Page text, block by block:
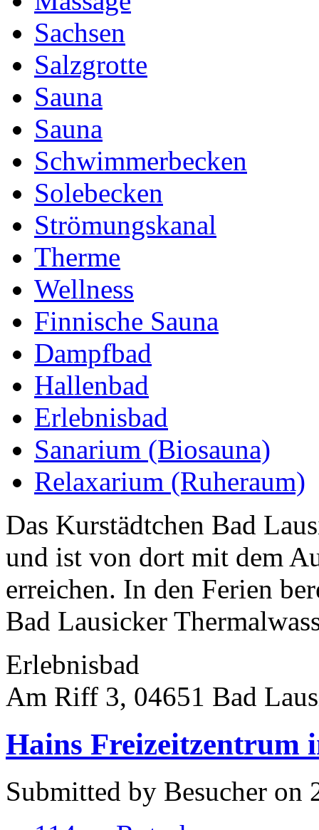
Sachsen
Salzgrotte
Sauna
Sauna
Schwimmerbecken
Solebecken
Strömungskanal
Therme
Wellness
Finnische Sauna
Dampfbad
Hallenbad
Erlebnisbad
Sanarium (Biosauna)
Relaxarium (Ruheraum)
Das Kurstädtchen Bad
und ist von dort mit dem
erreichen. In den Ferien
Bad Lausicker
Erlebnisbad
Am Riff 3, 04651 Bad
Hains Freizeitzentrum
Submitted by Besucher on